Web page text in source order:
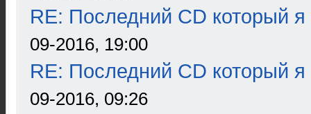
RE: Последний CD который я
09-2016, 19:00
RE: Последний CD который я
09-2016, 09:26